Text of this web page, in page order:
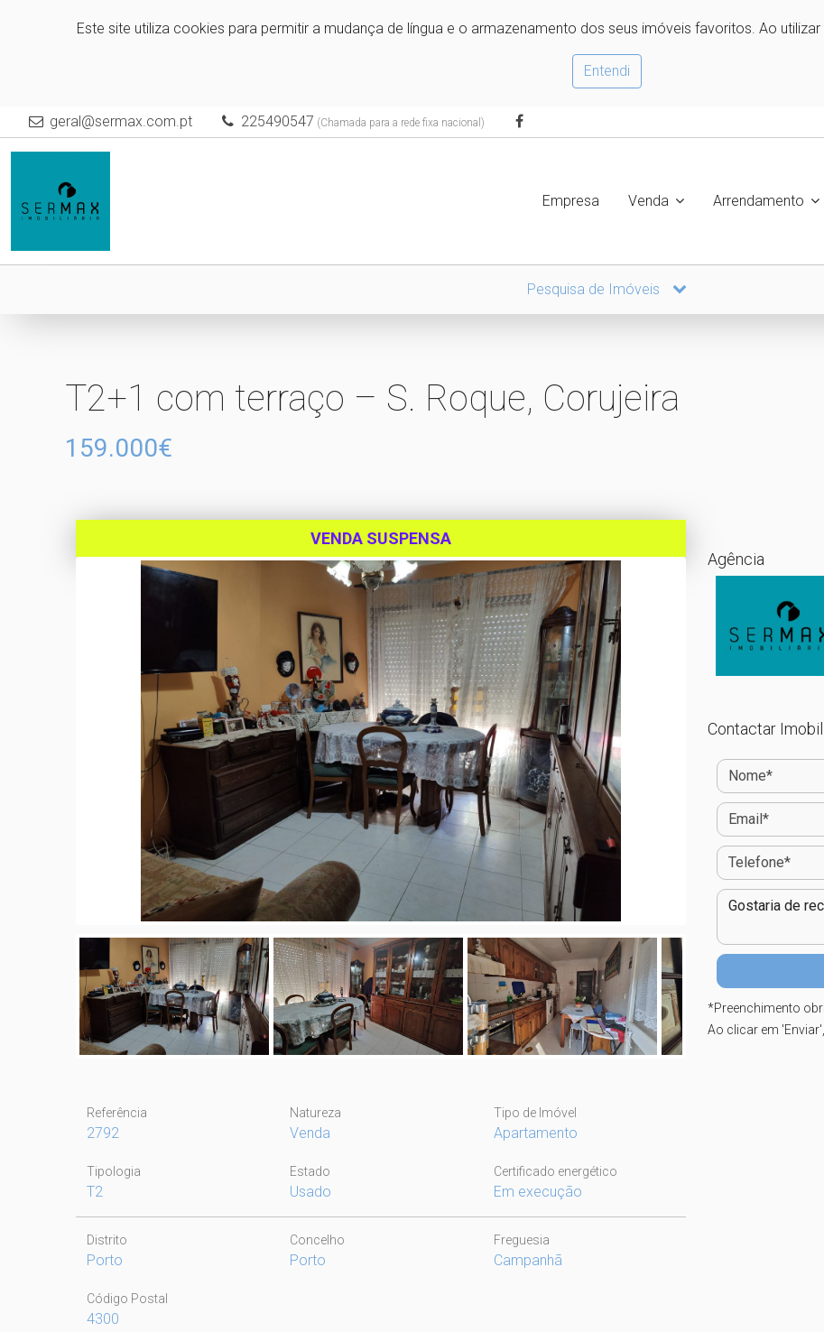
Este site utiliza cookies para permitir a mudança de língua e o armazenamento dos seus imóveis favoritos. Ao
Entendi
geral@sermax.com.pt 225490547 (Chamada para a rede fixa nacional)
Empresa Venda Arrendamento
Pesquisa de Imóveis
T2+1 com terraço – S. Roque, Corujeira
159.000€
VENDA SUSPENSA
Referência
2792
Natureza
Venda
Tipo de Imóvel
Apartamento
Tipologia
T2
Estado
Usado
Certificado energético
Em execução
Distrito
Porto
Concelho
Porto
Freguesia
Campanhã
Código Postal
4300
Agência
Contactar
*Preenchimento
Ao clicar em